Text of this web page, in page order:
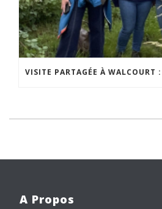
A Propos